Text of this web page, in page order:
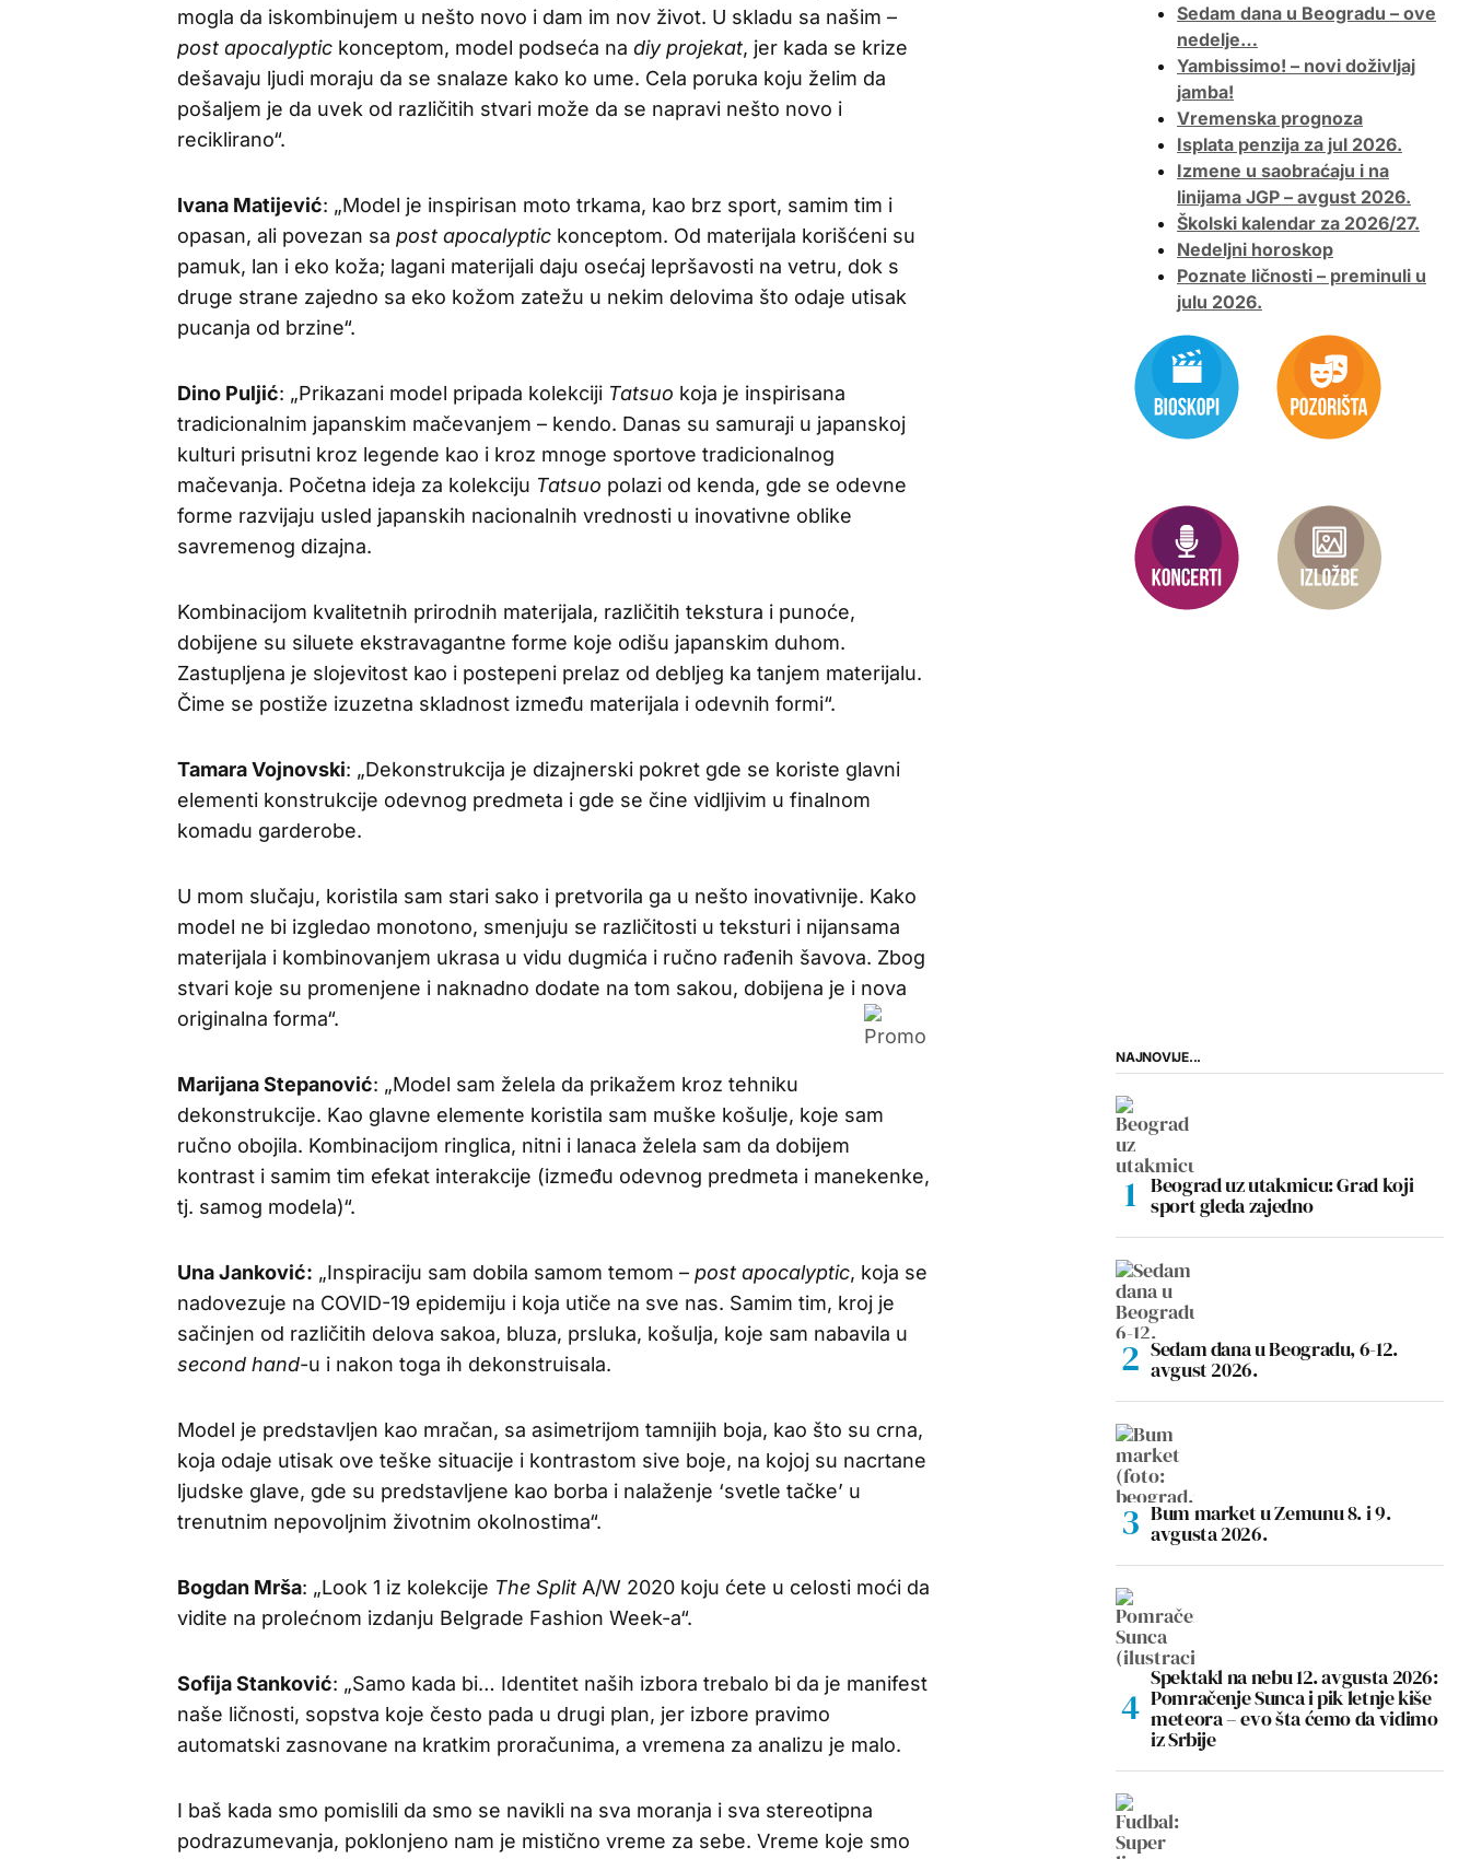
mogla da iskombinujem u nešto novo i dam im nov život. U skladu sa našim –
post apocalyptic konceptom, model podseća na diy projekat, jer kada se krize
dešavaju ljudi moraju da se snalaze kako ko ume. Cela poruka koju želim da
pošaljem je da uvek od različitih stvari može da se napravi nešto novo i
reciklirano“.
Ivana Matijević: „Model je inspirisan moto trkama, kao brz sport, samim tim i
opasan, ali povezan sa post apocalyptic konceptom. Od materijala korišćeni su
pamuk, lan i eko koža; lagani materijali daju osećaj lepršavosti na vetru, dok s
druge strane zajedno sa eko kožom zatežu u nekim delovima što odaje utisak
pucanja od brzine“.
Dino Puljić: „Prikazani model pripada kolekciji Tatsuo koja je inspirisana
tradicionalnim japanskim mačevanjem – kendo. Danas su samuraji u japanskoj
kulturi prisutni kroz legende kao i kroz mnoge sportove tradicionalnog
mačevanja. Početna ideja za kolekciju Tatsuo polazi od kenda, gde se odevne
forme razvijaju usled japanskih nacionalnih vrednosti u inovativne oblike
savremenog dizajna.
Kombinacijom kvalitetnih prirodnih materijala, različitih tekstura i punoće,
dobijene su siluete ekstravagantne forme koje odišu japanskim duhom.
Zastupljena je slojevitost kao i postepeni prelaz od debljeg ka tanjem materijalu.
Čime se postiže izuzetna skladnost između materijala i odevnih formi“.
Tamara Vojnovski: „Dekonstrukcija je dizajnerski pokret gde se koriste glavni
elementi konstrukcije odevnog predmeta i gde se čine vidljivim u finalnom
komadu garderobe.
U mom slučaju, koristila sam stari sako i pretvorila ga u nešto inovativnije. Kako
model ne bi izgledao monotono, smenjuju se različitosti u teksturi i nijansama
materijala i kombinovanjem ukrasa u vidu dugmića i ručno rađenih šavova. Zbog
stvari koje su promenjene i naknadno dodate na tom sakou, dobijena je i nova
originalna forma“.
Marijana Stepanović: „Model sam želela da prikažem kroz tehniku
dekonstrukcije. Kao glavne elemente koristila sam muške košulje, koje sam
ručno obojila. Kombinacijom ringlica, nitni i lanaca želela sam da dobijem
kontrast i samim tim efekat interakcije (između odevnog predmeta i manekenke,
tj. samog modela)“.
Una Janković: „Inspiraciju sam dobila samom temom – post apocalyptic, koja se
nadovezuje na COVID-19 epidemiju i koja utiče na sve nas. Samim tim, kroj je
sačinjen od različitih delova sakoa, bluza, prsluka, košulja, koje sam nabavila u
second hand-u i nakon toga ih dekonstruisala.
Model je predstavljen kao mračan, sa asimetrijom tamnijih boja, kao što su crna,
koja odaje utisak ove teške situacije i kontrastom sive boje, na kojoj su nacrtane
ljudske glave, gde su predstavljene kao borba i nalaženje ‘svetle tačke’ u
trenutnim nepovoljnim životnim okolnostima“.
Bogdan Mrša: „Look 1 iz kolekcije The Split A/W 2020 koju ćete u celosti moći da
vidite na prolećnom izdanju Belgrade Fashion Week-a“.
Sofija Stanković: „Samo kada bi… Identitet naših izbora trebalo bi da je manifest
naše ličnosti, sopstva koje često pada u drugi plan, jer izbore pravimo
automatski zasnovane na kratkim proračunima, a vremena za analizu je malo.
I baš kada smo pomislili da smo se navikli na sva moranja i sva stereotipna
podrazumevanja, poklonjeno nam je mistično vreme za sebe. Vreme koje smo
Sedam dana u Beogradu – ove
nedelje…
Yambissimo! – novi doživljaj
jamba!
Vremenska prognoza
Isplata penzija za jul 2026.
Izmene u saobraćaju i na
linijama JGP – avgust 2026.
Školski kalendar za 2026/27.
Nedeljni horoskop
Poznate ličnosti – preminuli u
julu 2026.
NAJNOVIJE...
Beograd uz utakmicu: Grad koji
sport gleda zajedno
Sedam dana u Beogradu, 6-12.
avgust 2026.
Bum market u Zemunu 8. i 9.
avgusta 2026.
Spektakl na nebu 12. avgusta 2026:
Pomračenje Sunca i pik letnje kiše
meteora – evo šta ćemo da vidimo
iz Srbije